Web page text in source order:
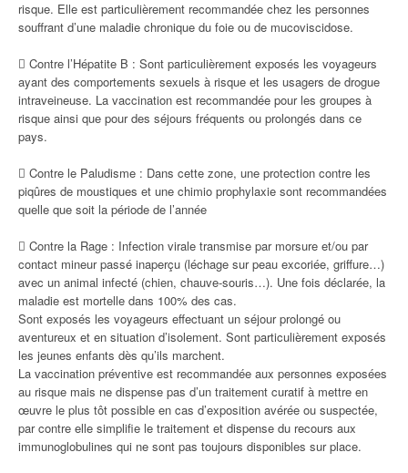
risque. Elle est particulièrement recommandée chez les personnes
souffrant d’une maladie chronique du foie ou de mucoviscidose.
 Contre l’Hépatite B : Sont particulièrement exposés les voyageurs
ayant des comportements sexuels à risque et les usagers de drogue
intraveineuse. La vaccination est recommandée pour les groupes à
risque ainsi que pour des séjours fréquents ou prolongés dans ce
pays.
 Contre le Paludisme : Dans cette zone, une protection contre les
piqûres de moustiques et une chimio prophylaxie sont recommandées
quelle que soit la période de l’année
 Contre la Rage : Infection virale transmise par morsure et/ou par
contact mineur passé inaperçu (léchage sur peau excoriée, griffure…)
avec un animal infecté (chien, chauve-souris…). Une fois déclarée, la
maladie est mortelle dans 100% des cas.
Sont exposés les voyageurs effectuant un séjour prolongé ou
aventureux et en situation d’isolement. Sont particulièrement exposés
les jeunes enfants dès qu’ils marchent.
La vaccination préventive est recommandée aux personnes exposées
au risque mais ne dispense pas d’un traitement curatif à mettre en
œuvre le plus tôt possible en cas d’exposition avérée ou suspectée,
par contre elle simplifie le traitement et dispense du recours aux
immunoglobulines qui ne sont pas toujours disponibles sur place.